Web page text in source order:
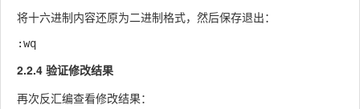
将十六进制内容还原为二进制格式，然后保存退出：
2.2.4 验证修改结果
再次反汇编查看修改结果：